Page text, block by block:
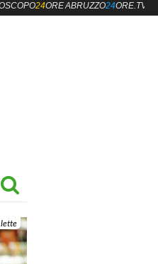
lette
24OREABRUZZO24ORE.TV